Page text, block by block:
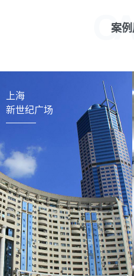
案
上海
新世纪广场
房地产
新世纪广场位于上海长宁区兴义
路，地处古北-虹桥商圈核心区
位，距虹桥机场仅有20分钟车
程，交通便捷。附近商业氛围浓
厚，有众多外资企业总部。阿琪